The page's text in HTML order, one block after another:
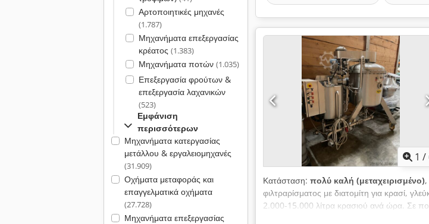
Αρτοποιητικές μηχανές
(1.787)
Μηχανήματα επεξεργασίας
κρέατος (1.383)
Μηχανήματα ποτών (1.035)
Επεξεργασία φρούτων &
επεξεργασία λαχανικών
(523)
Εμφάνιση
περισσότερων
Μηχανήματα κατεργασίας
μετάλλου & εργαλειομηχανές
(31.909)
Οχήματα μεταφοράς και
επαγγελματικά οχήματα
(27.728)
Μηχανήματα επεξεργασίας
1 /
Κατάσταση: πολύ καλή (μεταχειρισμένο),
φιλτραρίσματος με διατομίτη για κρασί,
2.000-15.000 λίτρα κρασιού ανά ώρα. Σε
Τιμή πώλησης: 2.900 €,